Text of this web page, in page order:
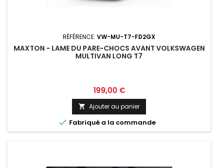
RÉFÉRENCE: VW-MU-T7-FD2GX
MAXTON - LAME DU PARE-CHOCS AVANT VOLKSWAGEN
MULTIVAN LONG T7
Prix
199,00 €
 Ajouter au panier
 Fabriqué a la commande